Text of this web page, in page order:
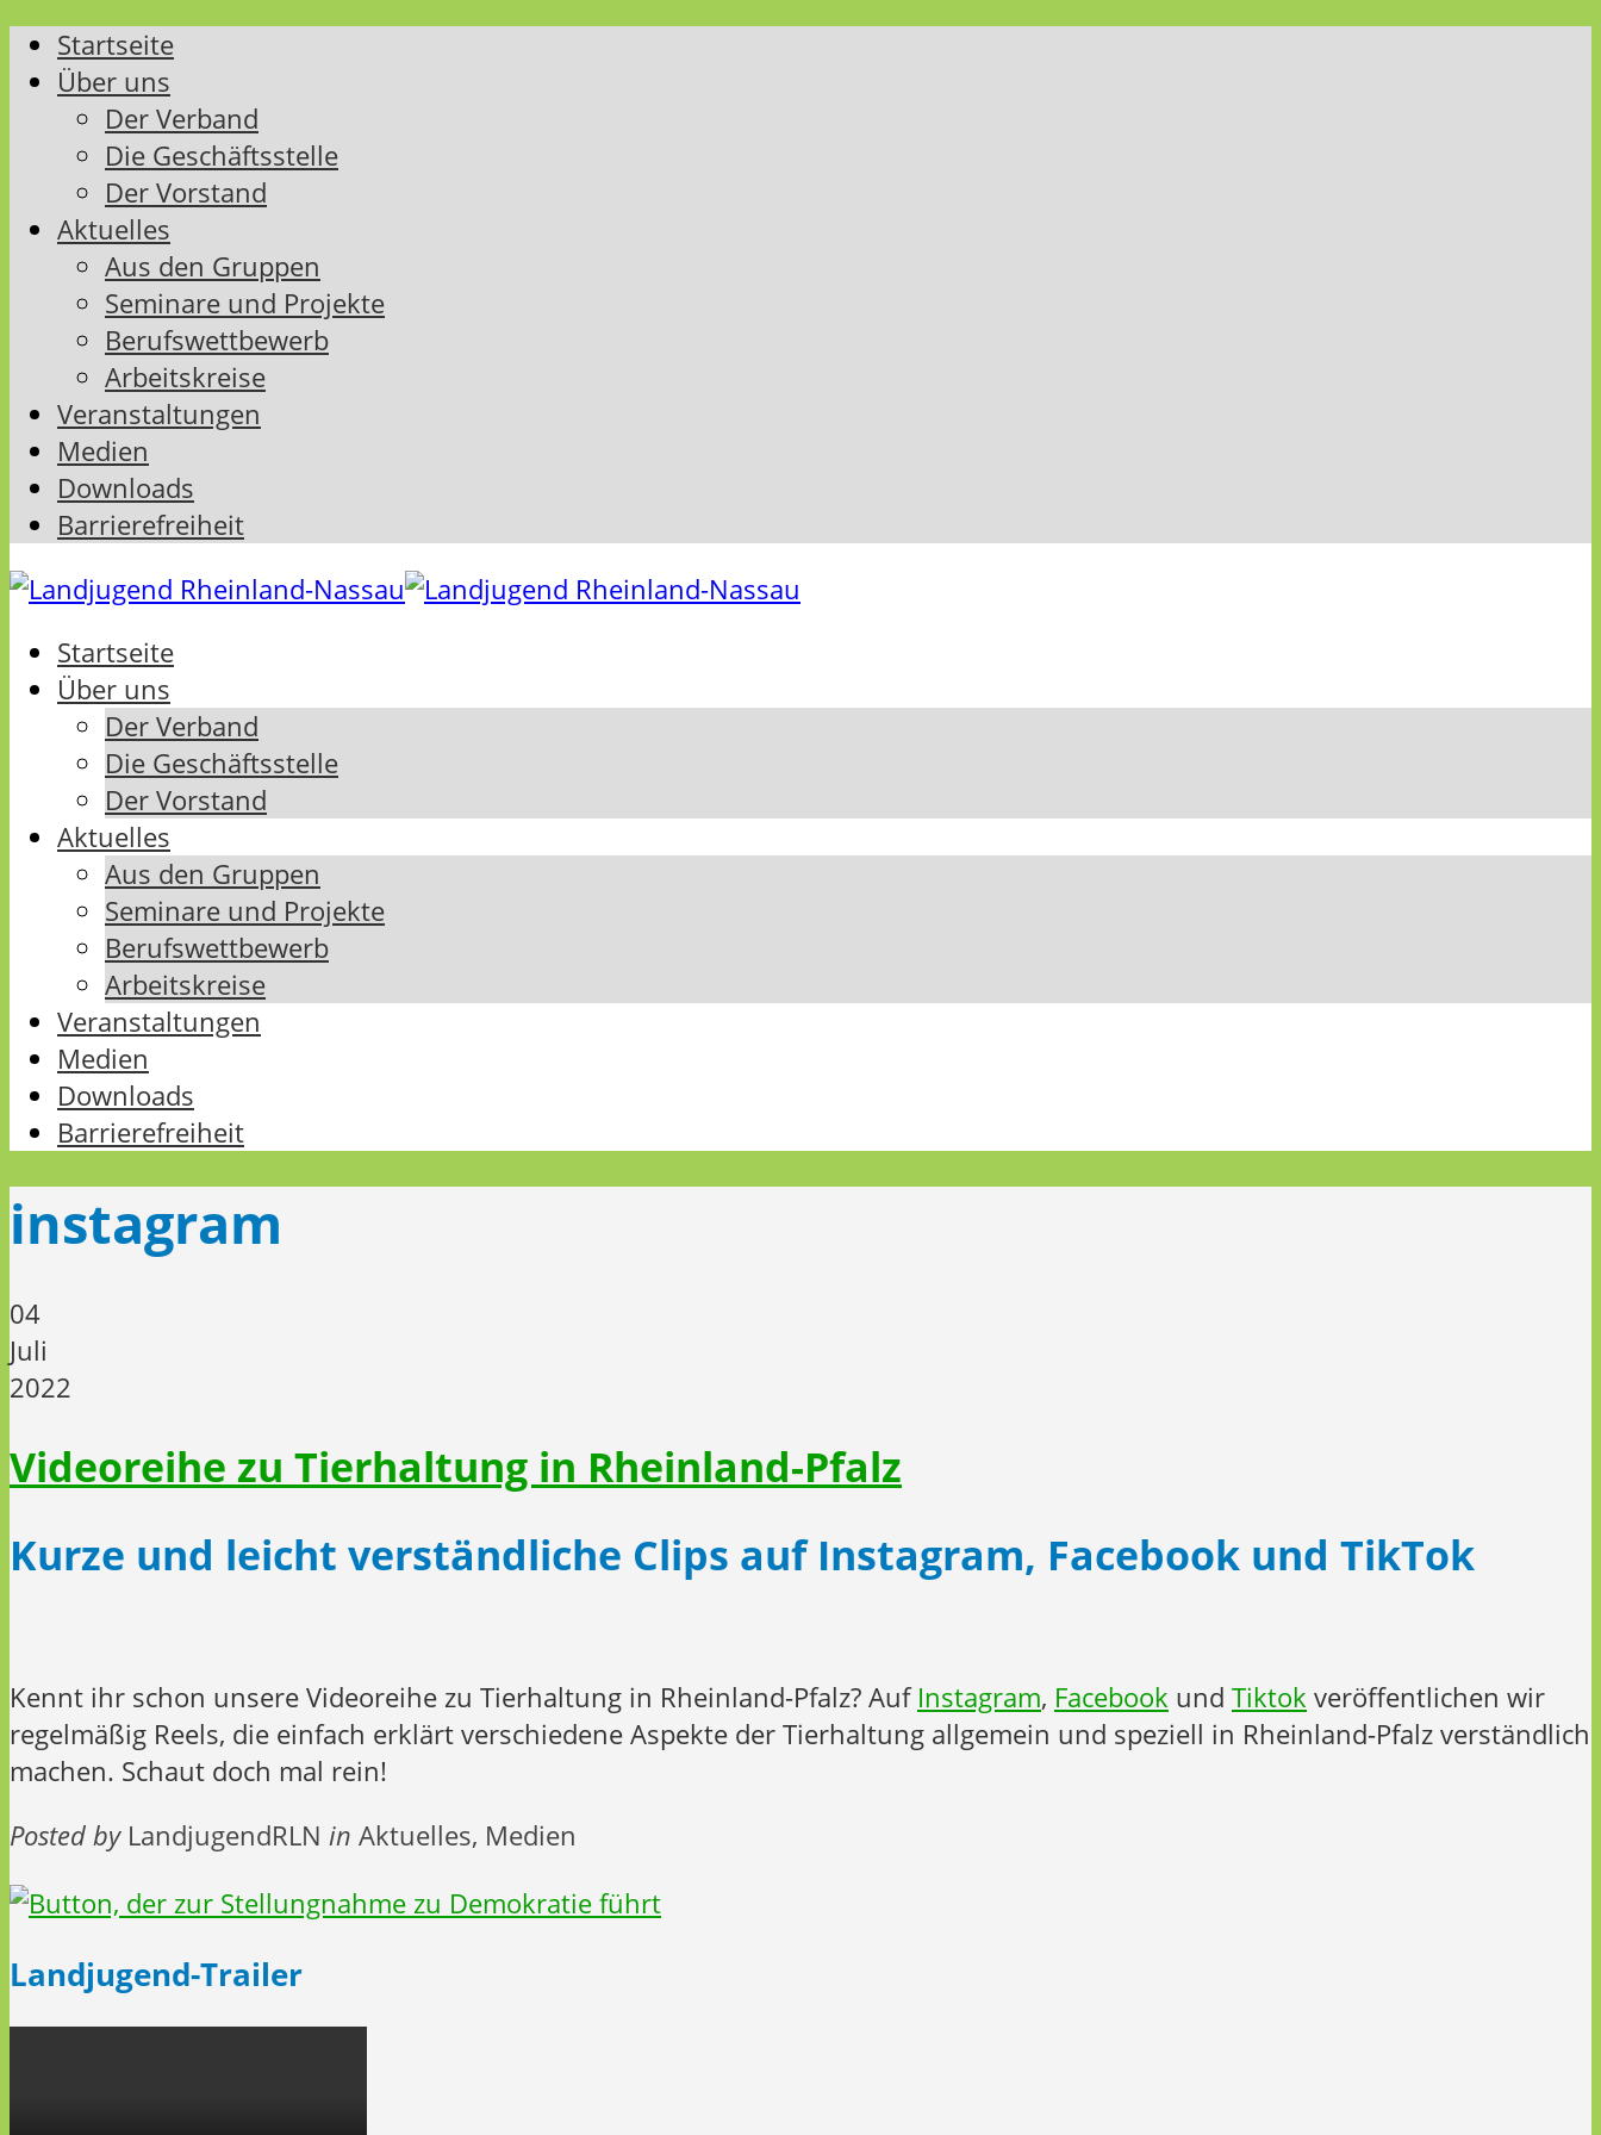
Startseite
Über uns
Der Verband
Die Geschäftsstelle
Der Vorstand
Aktuelles
Aus den Gruppen
Seminare und Projekte
Berufswettbewerb
Arbeitskreise
Veranstaltungen
Medien
Downloads
Barrierefreiheit
Startseite
Über uns
Der Verband
Die Geschäftsstelle
Der Vorstand
Aktuelles
Aus den Gruppen
Seminare und Projekte
Berufswettbewerb
Arbeitskreise
Veranstaltungen
Medien
Downloads
Barrierefreiheit
instagram
04
Juli
2022
Videoreihe zu Tierhaltung in Rheinland-Pfalz
Kurze und leicht verständliche Clips auf Instagram, Facebook und TikTok
Kennt ihr schon unsere Videoreihe zu Tierhaltung in Rheinland-Pfalz? AufInstagram, Facebook und Tiktok veröffentlichen wir
regelmäßig Reels, die einfach erklärt verschiedene Aspekte der Tierhaltung allgemein und speziell in Rheinland-Pfalz verständlich
machen. Schaut doch mal rein!
Posted by LandjugendRLN in Aktuelles, Medien
Landjugend-Trailer